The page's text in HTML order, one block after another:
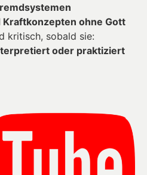
Kraftkonzepten ohne Gott
kritisch, sobald sie:
oder praktiziert